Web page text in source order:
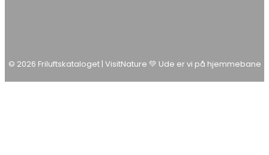
© 2026 Friluftskataloget | VisitNature 💚 Ude er vi på hjemmebane